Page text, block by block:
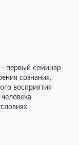
- первый семинар
сознания,
восприятия